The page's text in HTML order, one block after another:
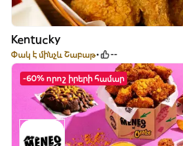
Kentucky
Փակ է մինչև Շաբաթ --
-60% որոշ իրերի համար